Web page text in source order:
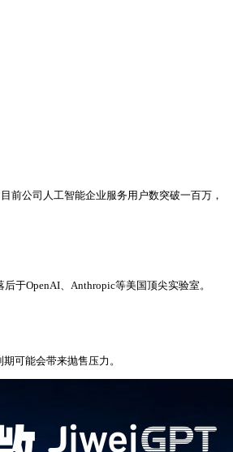
前公司人工智能企业服务用户数突破一百万，
于OpenAI、Anthropic等美国顶尖实验室。
可能会带来抛售压力。